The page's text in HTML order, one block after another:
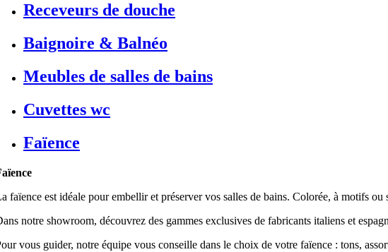
Receveurs de douche
Baignoire & Balnéo
Meubles de salles de bains
Cuvettes wc
Faïence
faïence est idéale pour embellir et préserver vos salles de bains. Colorée, à motifs
notre showroom, découvrez des gammes exclusives de fabricants italiens et
vous guider, notre équipe vous conseille dans le choix de votre faïence : tons,